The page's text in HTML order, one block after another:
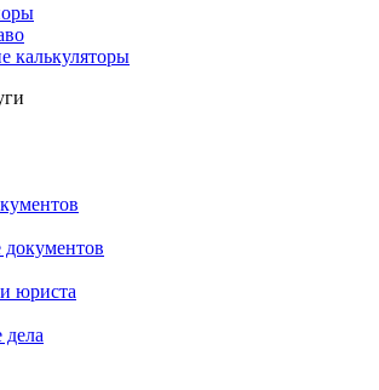
калькуляторы
документов
юриста